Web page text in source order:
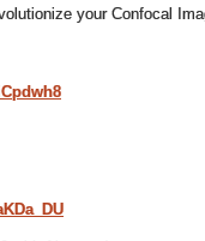
your Confocal